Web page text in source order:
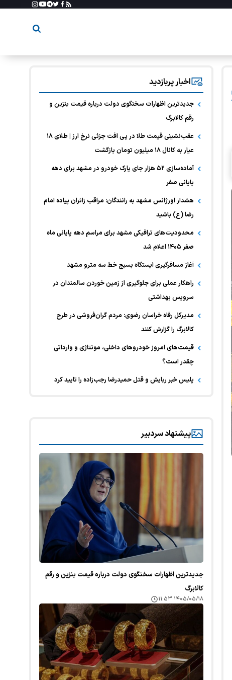
اخبار پربازدید
جدیدترین اظهارات سخنگوی دولت درباره قیمت بنزین و
رقم کالابرگ
عقب‌نشینی قیمت طلا در پی افت جزئی نرخ ارز | طلای ۱۸
عیار به کانال ۱۸ میلیون تومان بازگشت
آماده‌سازی ۵۲ هزار جای پارک خودرو در مشهد برای دهه
پایانی صفر
هشدار اورژانس مشهد به رانندگان: مراقب زائران پیاده امام
رضا (ع) باشید
محدودیت‌های ترافیکی مشهد برای مراسم دهه پایانی ماه
صفر ۱۴۰۵ اعلام شد
آغاز مسافرگیری ایستگاه بسیج خط سه مترو مشهد
راهکار عملی برای جلوگیری از زمین خوردن سالمندان در
سرویس بهداشتی
مدیرکل رفاه خراسان رضوی: مردم گران‌فروشی در طرح
کالابرگ را گزارش کنند
قیمت‌های امروز خودرو‌های داخلی، مونتاژی و وارداتی
چقدر است؟
پلیس خبر ربایش و قتل حمیدرضا رجب‌زاده را تایید کرد
پیشنهاد سردبیر
جدیدترین اظهارات سخنگوی دولت درباره قیمت بنزین و رقم
کالابرگ
۱۴۰۵/۰۵/۱۸ ۱۱:۵۳